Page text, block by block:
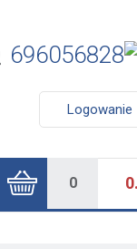
696056828
Logowanie
0